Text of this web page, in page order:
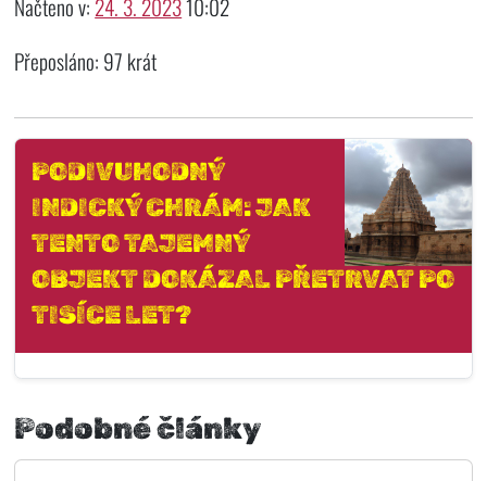
Načteno v: 24. 3. 202310:02
Přeposláno: 97 krát
PODIVUHODNÝ
INDICKÝ CHRÁM: JAK
TENTO TAJEMNÝ
OBJEKT DOKÁZAL PŘETRVAT PO
TISÍCE LET?
Podobné články